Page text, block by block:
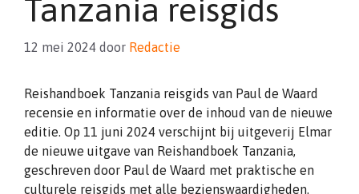
Tanzania reisgids
12 mei 2024 door Redactie
Reishandboek Tanzania reisgids van Paul de Waard
recensie en informatie over de inhoud van de nieuwe
editie. Op 11 juni 2024 verschijnt bij uitgeverij Elmar
de nieuwe uitgave van Reishandboek Tanzania,
geschreven door Paul de Waard met praktische en
culturele reisgids met alle bezienswaardigheden.